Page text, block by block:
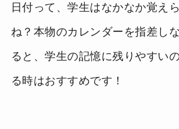
日付って、学生はなかなか覚え
ね？本物のカレンダーを指差し
ると、学生の記憶に残りやすい
る時はおすすめです！